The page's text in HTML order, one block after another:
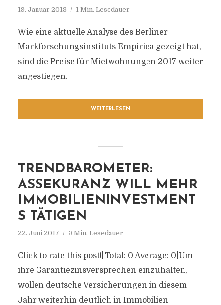
19. Januar 2018 1 Min. Lesedauer
Wie eine aktuelle Analyse des Berliner
Markforschungsinstituts Empirica gezeigt hat,
sind die Preise für Mietwohnungen 2017 weiter
angestiegen.
WEITERLESEN
TRENDBAROMETER:
ASSEKURANZ WILL MEHR
IMMOBILIENINVESTMENT
S TÄTIGEN
22. Juni 2017 3 Min. Lesedauer
Click to rate this post![Total: 0 Average: 0]Um
ihre Garantiezinsversprechen einzuhalten,
wollen deutsche Versicherungen in diesem
Jahr weiterhin deutlich in Immobilien